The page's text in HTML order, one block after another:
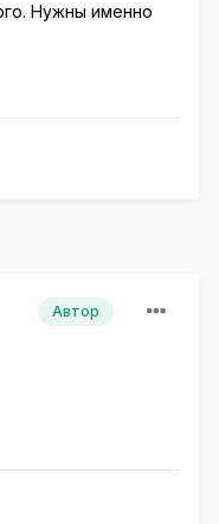
Нужны именно
Автор